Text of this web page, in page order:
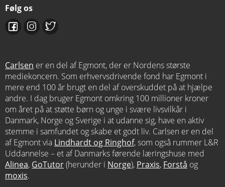
Følg os
Carlsen er en del af Egmont, der er Nordens største
mediekoncern. Som erhvervsdrivende fond har Egmont i
mere end 100 år brugt en del af overskuddet på at hjælpe
andre. I dag bruger Egmont omkring 100 millioner kroner
om året på at støtte børn og unge i svære livsvilkår i
Danmark, Norge og Sverige i at udanne sig, have en aktiv
stemme i samfundet og skabe et godt liv. Carlsen er en del
af Egmont via Lindhardt og Ringhof, som også rummer L&R
Uddannelse – et af Danmarks førende læringshuse med
Alinea, GoTutor(herunder i Norge), Praxis, Forstå og
moxis.